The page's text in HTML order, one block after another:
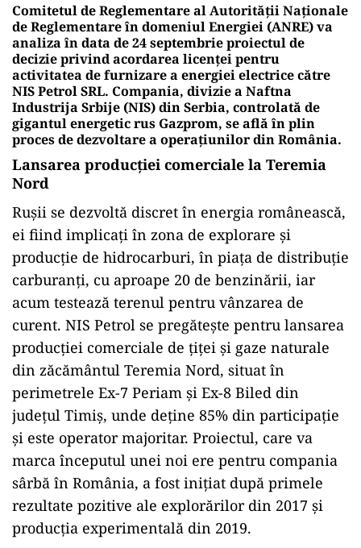
Comitetul de Reglementare al Autorității Naționale
de Reglementare în domeniul Energiei (ANRE) va
analiza în data de 24 septembrie proiectul de
decizie privind acordarea licenței pentru
activitatea de furnizare a energiei electrice către
NIS Petrol SRL. Compania, divizie a Naftna
Industrija Srbije (NIS) din Serbia, controlată de
gigantul energetic rus Gazprom, se află în plin
proces de dezvoltare a operațiunilor din România.
Lansarea producției comerciale la Teremia
Nord
Rușii se dezvoltă discret în energia românească,
ei fiind implicați în zona de explorare și
producție de hidrocarburi, în piața de distribuție
carburanți, cu aproape 20 de benzinării, iar
acum testează terenul pentru vânzarea de
curent. NIS Petrol se pregătește pentru lansarea
producției comerciale de țiței și gaze naturale
din zăcământul Teremia Nord, situat în
perimetrele Ex-7 Periam și Ex-8 Biled din
județul Timiș, unde deține 85% din participație
și este operator majoritar. Proiectul, care va
marca începutul unei noi ere pentru compania
sârbă în România, a fost inițiat după primele
rezultate pozitive ale explorărilor din 2017 și
producția experimentală din 2019.